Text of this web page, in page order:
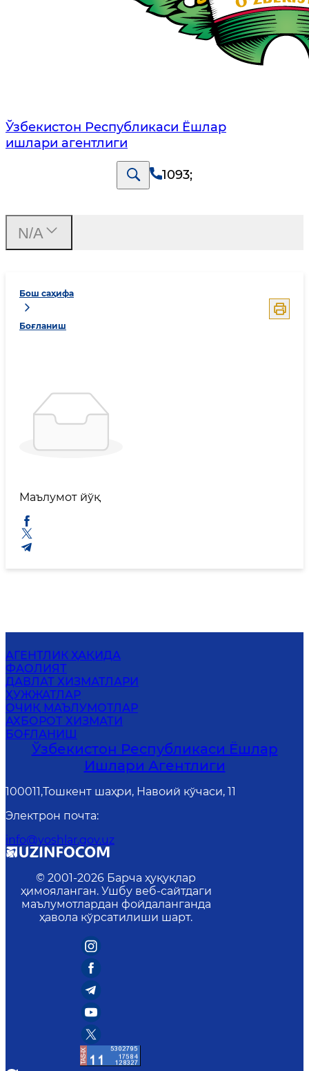
Ўзбекистон Республикаси Ёшлар
ишлари агентлиги
1093;
Бош саҳифа
Боғланиш
Маълумот йўқ
N/A
АГЕНТЛИК ҲАҚИДА
ФАОЛИЯТ
ДАВЛАТ ХИЗМАТЛАРИ
ҲУЖЖАТЛАР
ОЧИҚ МАЪЛУМОТЛАР
АХБОРОТ ХИЗМАТИ
БОҒЛАНИШ
Ўзбекистон Республикаси Ёшлар
Ишлари Агентлиги
100011,Тошкент шаҳри, Навоий кўчаси, 11
Электрон почта:
info@yoshlar.gov.uz
© 2001-2026 Барча ҳуқуқлар
ҳимояланган. Ушбу веб-сайтдаги
маълумотлардан фойдаланганда
ҳавола кўрсатилиши шарт.